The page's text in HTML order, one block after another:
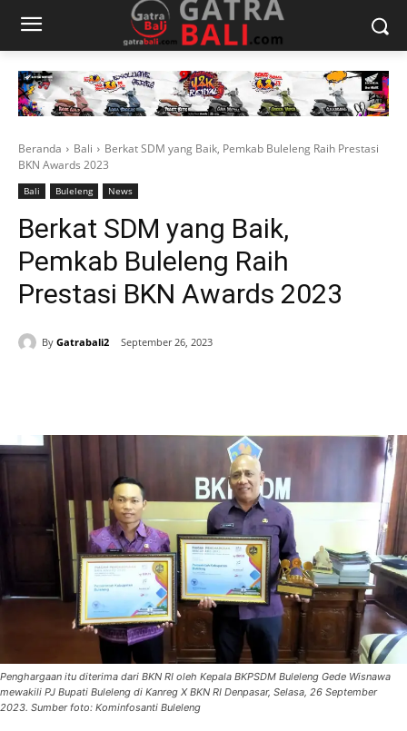
Beranda Bali
Berkat SDM yang Baik, Pemkab Buleleng Raih Prestasi
BKN Awards 2023
Bali Buleleng News
Berkat SDM yang Baik,
Pemkab Buleleng Raih
Prestasi BKN Awards 2023
By Gatrabali2 September 26, 2023
Penghargaan itu diterima dari BKN RI oleh Kepala BKPSDM Buleleng Gede Wisnawa
mewakili PJ Bupati Buleleng di Kanreg X BKN RI Denpasar, Selasa, 26 September
2023. Sumber foto: Kominfosanti Buleleng